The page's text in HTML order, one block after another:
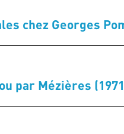
chez Georges
par Mézières